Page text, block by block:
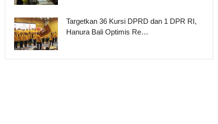
Targetkan 36 Kursi DPRD dan 1 DPR RI,
Hanura Bali Optimis Re…